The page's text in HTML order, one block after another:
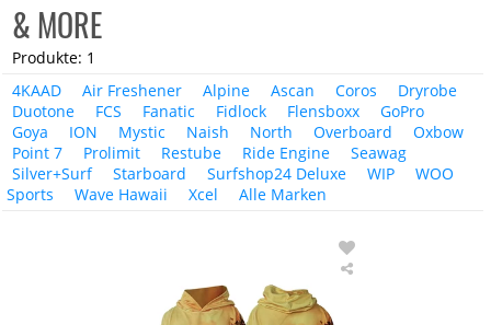
& MORE
Produkte: 1
4KAAD
Air Freshener Alpine Ascan Coros
Dryrobe
Duotone
FCS Fanatic Fidlock Flensboxx
GoPro
Goya
ION Mystic Naish North Overboard
Oxbow
Point 7
Prolimit Restube Ride Engine
Seawag
Silver+Surf
Starboard Surfshop24 Deluxe WIP
WOO
Sports
Wave Hawaii Xcel Alle Marken